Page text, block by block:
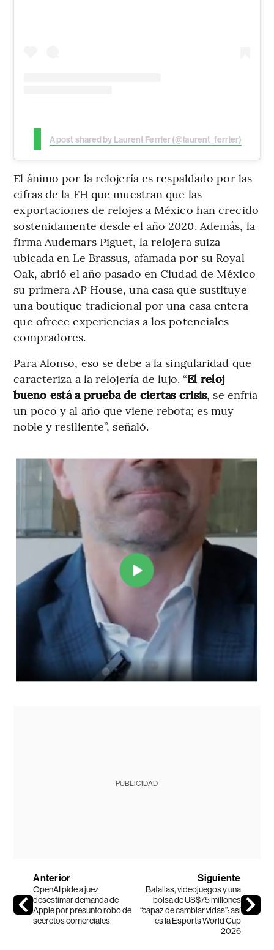
A post shared by Laurent Ferrier (@laurent_ferrier)
El ánimo por la relojería es respaldado por las
cifras de la FH que muestran que las
exportaciones de relojes a México han crecido
sostenidamente desde el año 2020. Además, la
firma Audemars Piguet, la relojera suiza
ubicada en Le Brassus, afamada por su Royal
Oak, abrió el año pasado en Ciudad de México
su primera AP House, una casa que sustituye
una boutique tradicional por una casa entera
que ofrece experiencias a los potenciales
compradores.
Para Alonso, eso se debe a la singularidad que
caracteriza a la relojería de lujo. “El reloj
bueno está a prueba de ciertas crisis, se enfría
un poco y al año que viene rebota; es muy
noble y resiliente”, señaló.
PUBLICIDAD
Anterior
OpenAI pide a juez
desestimar demanda de
Apple por presunto robo de
secretos comerciales
Siguiente
Batallas, videojuegos y una
bolsa de US$75 millones
“capaz de cambiar vidas”: así
es la Esports World Cup
2026